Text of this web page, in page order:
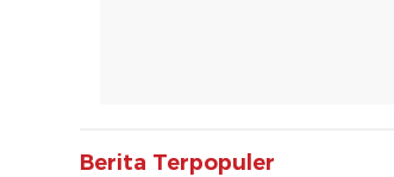
Berita Terpopuler